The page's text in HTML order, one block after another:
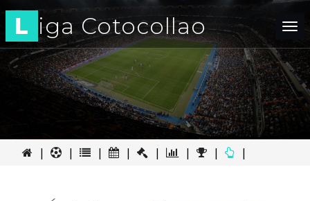
L iga Cotocollao
| | | | | | | |